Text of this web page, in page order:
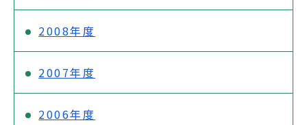
2008年度
2007年度
2006年度